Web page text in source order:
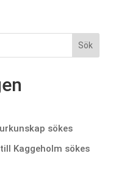
sökes
Kaggeholm sökes